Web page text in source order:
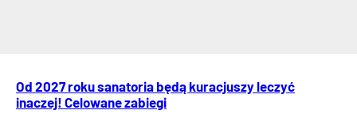
Od 2027 roku sanatoria będą kuracjuszy leczyć
inaczej! Celowane zabiegi